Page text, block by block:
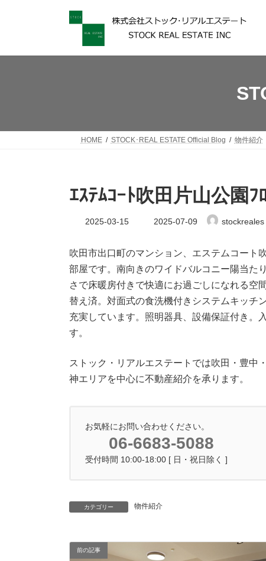
ツ
シ
HOME STOCK･REAL ESTATE Official Blog 物件紹介
ｴｽﾃﾑｺｰﾄ吹田片山公園
2025-03-15
最
終
新
日
時
:
2025-07-09 stockreales
吹田市出口町のマンション、エステムコート
部屋です。南向きのワイドバルコニー陽当た
さで床暖房付きで快適にお過ごしになれる空
替え済。対面式の食洗機付きシステムキッチ
充実しています。照明器具、設備保証付き。
す。
ストック・リアルエステートでは吹田・豊中
神エリアを中心に不動産紹介を承ります。
お気軽にお問い合わせください。
06-6683-5088
受付時間 10:00-18:00 [ 日・祝日除く ]
カテゴリー 物件紹介
前の記事